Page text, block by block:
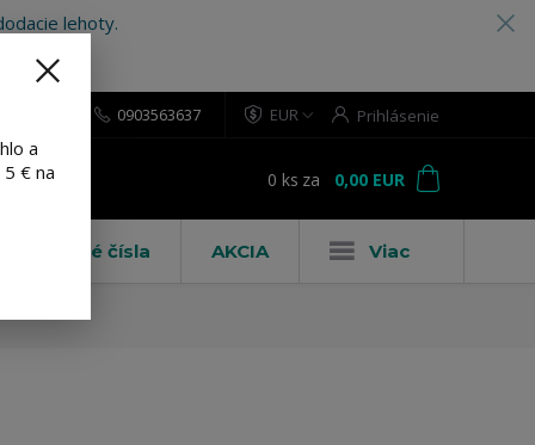
lehoty.
EUR Prihlásenie
0903563637
0 ks za 0,00 EUR
Domové čísla AKCIA Viac
a
€ na